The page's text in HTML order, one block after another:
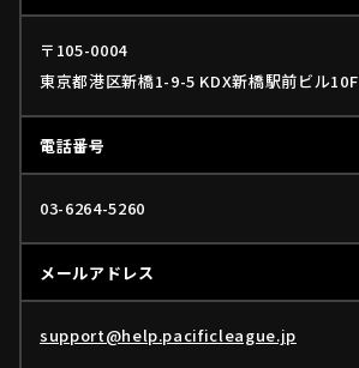
順位表･成績
1軍公式戦
ファーム東地区
ファーム中地区
ファーム西地区
交流戦
選手名鑑
オリックス・バファローズ
ニュース
設定
〒105-0004
東京都港区新橋1-9-5 KDX新橋駅前ビル10F
電話番号
03-6264-5260
メールアドレス
support@help.pacificleague.jp